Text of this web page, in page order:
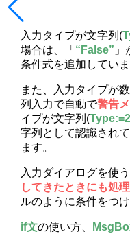
入力タイプが文字列(
場合は、「 “False”
条件式を追加していま
また、入力タイプが
列入力で自動で警告
イプが文字列(
字列として認識され
ます。
入力ダイアログを使
してきたときにも処
ルのように条件をつ
if文の使い方、